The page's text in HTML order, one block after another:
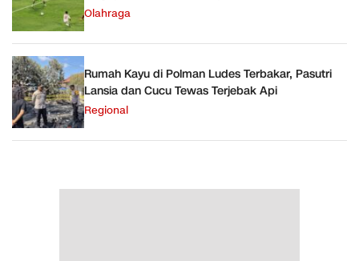
Olahraga
Rumah Kayu di Polman Ludes Terbakar, Pasutri
Lansia dan Cucu Tewas Terjebak Api
Regional